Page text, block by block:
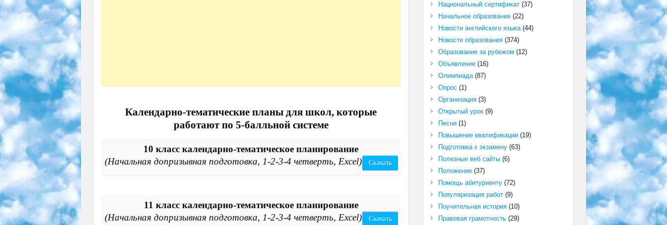
Календарно-тематические планы для школ, которые
работают по 5-балльной системе
10 класс календарно-тематическое планирование
(Начальная допризывная подготовка, 1-2-3-4 четверть, Excel)
Скачать
11 класс календарно-тематическое планирование
(Начальная допризывная подготовка, 1-2-3-4 четверть, Excel)
Скачать
Национальный сертификат(37)
Начальное образование(22)
Новости английского языка(44)
Новости образования(374)
Образование за рубежом (12)
Объявление(16)
Олимпиада(87)
Опрос (1)
Организация(3)
Открытый урок(9)
Песни(1)
Повышение квалификации(19)
Подготовка к экзамену(63)
Полезные веб сайты(6)
Положение(37)
Помощь абитуриенту(72)
Популяризация работ(9)
Поучительная история(10)
Правовая грамотность(29)